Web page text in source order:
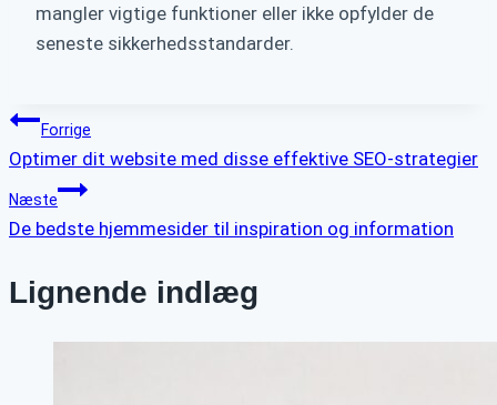
mangler vigtige funktioner eller ikke opfylder de
seneste sikkerhedsstandarder.
Indlægsnavigation
Forrige
Optimer dit website med disse effektive SEO-strategier
Næste
De bedste hjemmesider til inspiration og information
Lignende indlæg